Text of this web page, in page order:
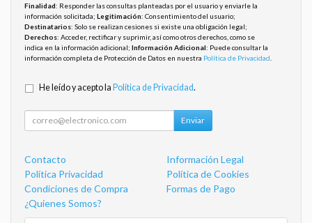
Finalidad: Responder las consultas planteadas por el usuario y enviarle la
información solicitada; Legitimación: Consentimiento del usuario;
Destinatarios: Solo se realizan cesiones si existe una obligación legal;
Derechos: Acceder, rectificar y suprimir, así como otros derechos, como se
indica en la información adicional; Información Adicional: Puede consultar la
información completa de Protección de Datos en nuestra Política de Privacidad
He leído y acepto la Política de Privacidad.
Enviar
Contacto
Información Legal
Política Privacidad
Política de Cookies
Condiciones de Compra
Formas de Pago
¿Quienes Somos?